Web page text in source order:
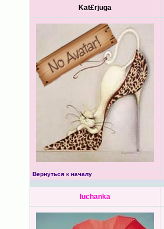
Kat£rjuga
Вернуться к началу
luchanka